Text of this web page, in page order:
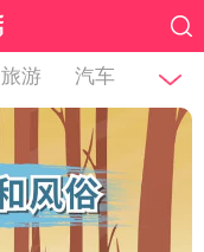
旅游 汽车